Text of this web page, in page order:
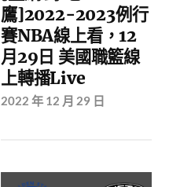
鷹]2022-2023例行
賽NBA線上看，12
月29日 美國職籃線
上轉播Live
2022 年 12 月 29 日